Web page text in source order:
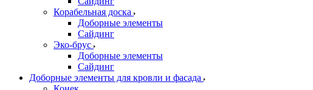
Корабельная доска
Доборные элементы
Сайдинг
Эко-брус
Доборные элементы
Сайдинг
Доборные элементы для кровли и фасада